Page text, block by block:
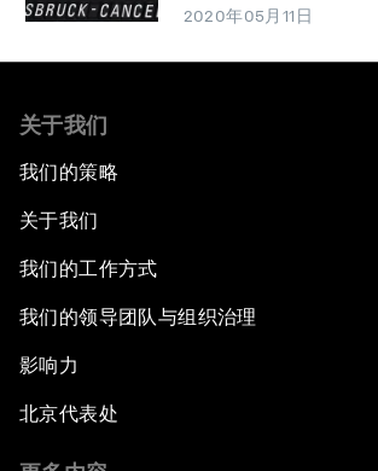
2020年05月11日
关于我们
我们的策略
关于我们
我们的工作方式
我们的领导团队与组织治理
影响力
北京代表处